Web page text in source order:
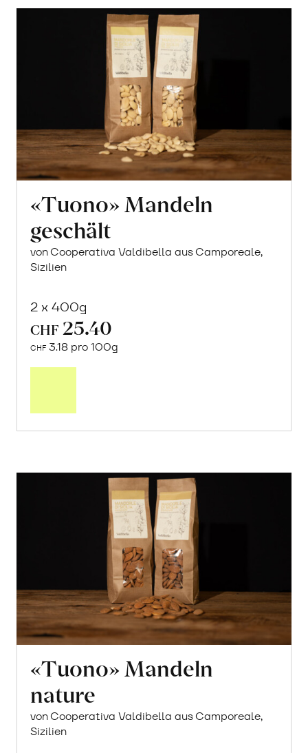
«Tuono» Mandeln
geschält
von Cooperativa Valdibella aus Camporeale,
Sizilien
2 x 400g
CHF 25.40
CHF 3.18 pro 100g
«Tuono» Mandeln
nature
von Cooperativa Valdibella aus Camporeale,
Sizilien